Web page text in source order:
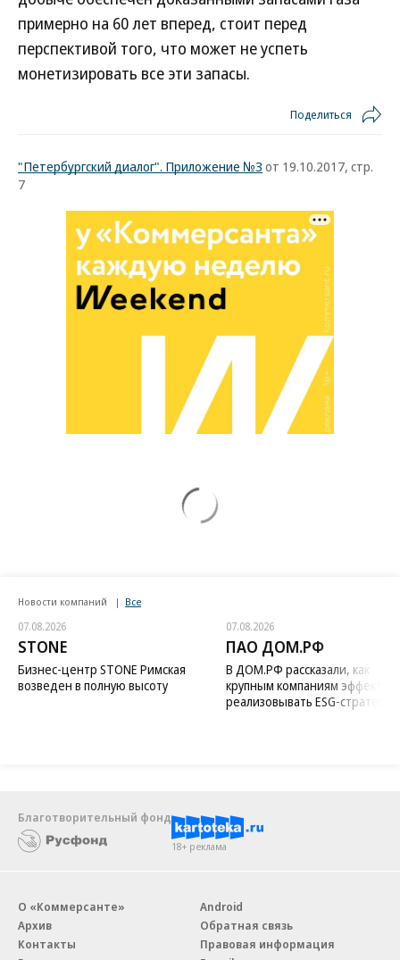
примерно на 60 лет вперед, стоит перед
перспективой того, что может не успеть
монетизировать все эти запасы.
Поделиться
"Петербургский диалог". Приложение №3 от 19.10.2017, стр.
7
Новости компаний Все
07.08.2026
STONE
Бизнес-центр STONE Римская
возведен в полную высоту
07.08.2026
ПАО ДОМ.РФ
В ДОМ.РФ рассказали, как
крупным компаниям
реализовывать ESG-стратегию
Благотворительный фонд
18+ реклама
О «Коммерсанте»
Архив
Контакты
Android
Обратная связь
Правовая информация